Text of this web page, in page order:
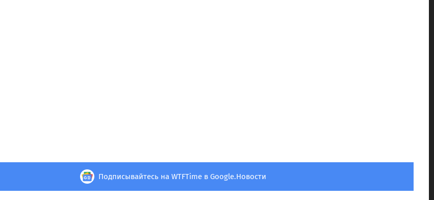
Подписывайтесь на WTFTime в Google.Новости